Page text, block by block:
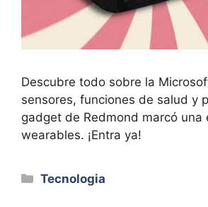
Descubre todo sobre la
sensores, funciones de salud y
gadget de Redmond marcó una
wearables. ¡Entra ya!
Categorías
Tecnologia